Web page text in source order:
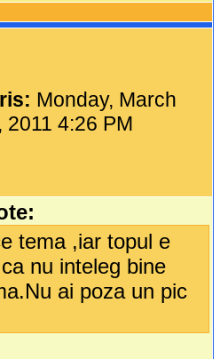
Monday, March
2011 4:26 PM
tema ,iar topul e
nu inteleg bine
ai poza un pic